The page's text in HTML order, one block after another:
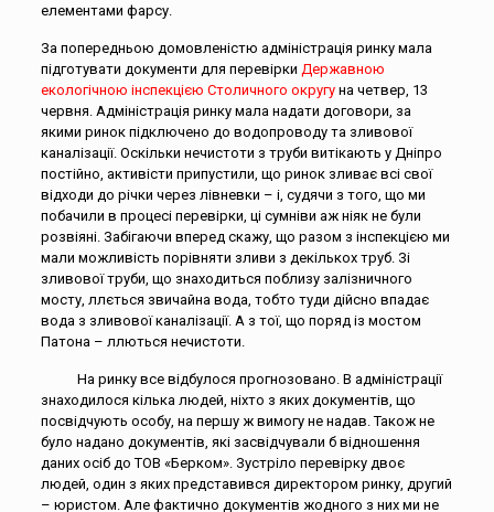
елементами фарсу.
За попередньою домовленістю адміністрація ринку мала
підготувати документи для перевірки Державною
екологічною інспекцією Столичного округуна четвер, 13
червня. Адміністрація ринку мала надати договори, за
якими ринок підключено до водопроводу та зливової
каналізації. Оскільки нечистоти з труби витікають у Дніпро
постійно, активісти припустили, що ринок зливає всі свої
відходи до річки через лівневки – і, судячи з того, що ми
побачили в процесі перевірки, ці сумніви аж ніяк не були
розвіяні. Забігаючи вперед скажу, що разом з інспекцією ми
мали можливість порівняти зливи з декількох труб. Зі
зливової труби, що знаходиться поблизу залізничного
мосту, ллється звичайна вода, тобто туди дійсно впадає
вода з зливової каналізації. А з тої, що поряд із мостом
Патона – ллються нечистоти.
На ринку все відбулося прогнозовано. В адміністрації
знаходилося кілька людей, ніхто з яких документів, що
посвідчують особу, на першу ж вимогу не надав. Також не
було надано документів, які засвідчували б відношення
даних осіб до ТОВ «Берком». Зустріло перевірку двоє
людей, один з яких представився директором ринку, другий
– юристом. Але фактично документів жодного з них ми не